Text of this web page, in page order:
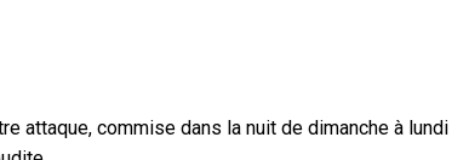
attaque, commise dans la nuit de dimanche à lundi